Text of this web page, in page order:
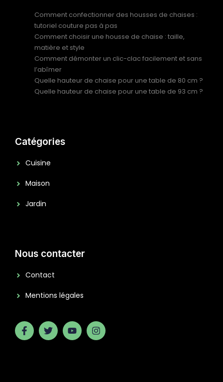
Comment confectionner des housses de chaises :
tutoriel couture pas à pas
Comment choisir une housse de chaise : taille,
matière et style
Comment démonter un clic-clac facilement et sans
l’abîmer
Quelle hauteur de chaise pour une table de 80 cm ?
Quelle hauteur de chaise pour une table de 93 cm ?
Catégories
Cuisine
Maison
Jardin
Nous contacter
Contact
Mentions légales